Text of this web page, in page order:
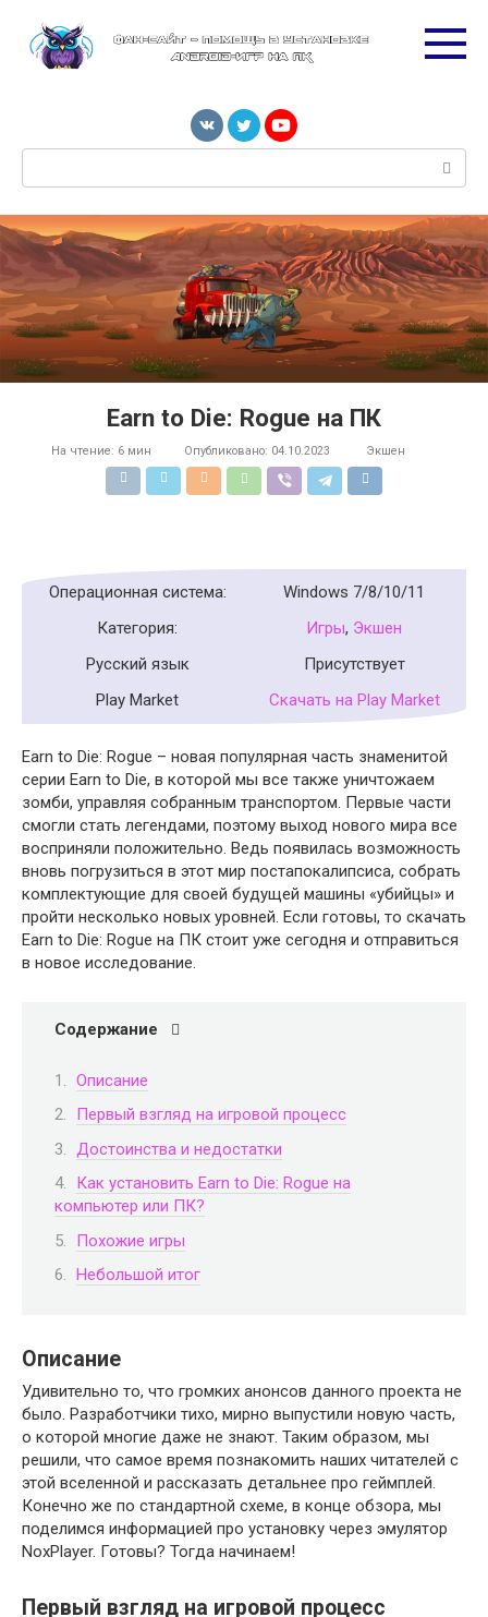
контенту
Earn to Die: Rogue на ПК
На чтение: 6 мин Опубликовано: 04.10.2023 Экшен
Операционная система:
Windows 7/8/10/11
Категория:
Игры, Экшен
Русский язык
Присутствует
Play Market
Скачать на Play Market
Earn to Die: Rogue – новая популярная часть знаменитой
серии Earn to Die, в которой мы все также уничтожаем
зомби, управляя собранным транспортом. Первые части
смогли стать легендами, поэтому выход нового мира все
восприняли положительно. Ведь появилась возможность
вновь погрузиться в этот мир постапокалипсиса, собрать
комплектующие для своей будущей машины «убийцы» и
пройти несколько новых уровней. Если готовы, то скачать
Earn to Die: Rogue на ПК стоит уже сегодня и отправиться
в новое исследование.
Содержание
Описание
Первый взгляд на игровой процесс
Достоинства и недостатки
Как установить Earn to Die: Rogue на
компьютер или ПК?
Похожие игры
Небольшой итог
Описание
Удивительно то, что громких анонсов данного проекта не
было. Разработчики тихо, мирно выпустили новую часть,
о которой многие даже не знают. Таким образом, мы
решили, что самое время познакомить наших читателей с
этой вселенной и рассказать детальнее про геймплей.
Конечно же по стандартной схеме, в конце обзора, мы
поделимся информацией про установку через эмулятор
NoxPlayer. Готовы? Тогда начинаем!
Первый взгляд на игровой процесс